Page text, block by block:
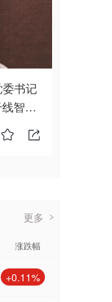
委书记
智能
更多
涨跌幅
+0.11%